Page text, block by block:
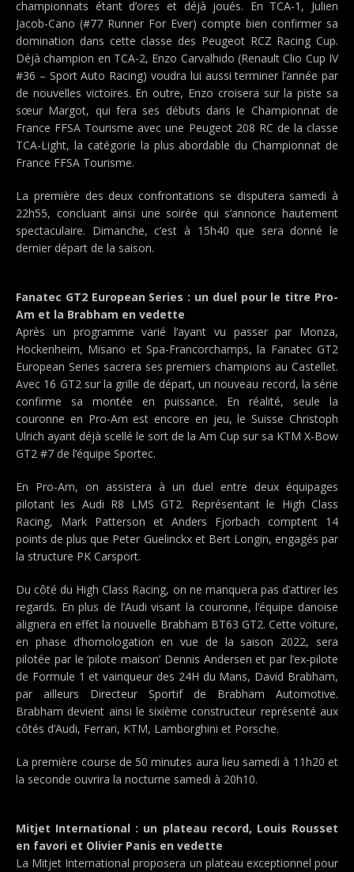
championnats étant d’ores et déjà joués. En TCA-1, Julien
Jacob-Cano (#77 Runner For Ever) compte bien confirmer sa
domination dans cette classe des Peugeot RCZ Racing Cup.
Déjà champion en TCA-2, Enzo Carvalhido (Renault Clio Cup IV
#36 – Sport Auto Racing) voudra lui aussi terminer l’année par
de nouvelles victoires. En outre, Enzo croisera sur la piste sa
sœur Margot, qui fera ses débuts dans le Championnat de
France FFSA Tourisme avec une Peugeot 208 RC de la classe
TCA-Light, la catégorie la plus abordable du Championnat de
France FFSA Tourisme.
La première des deux confrontations se disputera samedi à
22h55, concluant ainsi une soirée qui s’annonce hautement
spectaculaire. Dimanche, c’est à 15h40 que sera donné le
dernier départ de la saison.
Fanatec GT2 European Series : un duel pour le titre Pro-
Am et la Brabham en vedette
Après un programme varié l’ayant vu passer par Monza,
Hockenheim, Misano et Spa-Francorchamps, la Fanatec GT2
European Series sacrera ses premiers champions au Castellet.
Avec 16 GT2 sur la grille de départ, un nouveau record, la série
confirme sa montée en puissance. En réalité, seule la
couronne en Pro-Am est encore en jeu, le Suisse Christoph
Ulrich ayant déjà scellé le sort de la Am Cup sur sa KTM X-Bow
GT2 #7 de l’équipe Sportec.
En Pro-Am, on assistera à un duel entre deux équipages
pilotant les Audi R8 LMS GT2. Représentant le High Class
Racing, Mark Patterson et Anders Fjorbach comptent 14
points de plus que Peter Guelinckx et Bert Longin, engagés par
la structure PK Carsport.
Du côté du High Class Racing, on ne manquera pas d’attirer les
regards. En plus de l’Audi visant la couronne, l’équipe danoise
alignera en effet la nouvelle Brabham BT63 GT2. Cette voiture,
en phase d’homologation en vue de la saison 2022, sera
pilotée par le ‘pilote maison’ Dennis Andersen et par l’ex-pilote
de Formule 1 et vainqueur des 24H du Mans, David Brabham,
par ailleurs Directeur Sportif de Brabham Automotive.
Brabham devient ainsi le sixième constructeur représenté aux
côtés d’Audi, Ferrari, KTM, Lamborghini et Porsche.
La première course de 50 minutes aura lieu samedi à 11h20 et
la seconde ouvrira la nocturne samedi à 20h10.
Mitjet International : un plateau record, Louis Rousset
en favori et Olivier Panis en vedette
La Mitjet International proposera un plateau exceptionnel pour